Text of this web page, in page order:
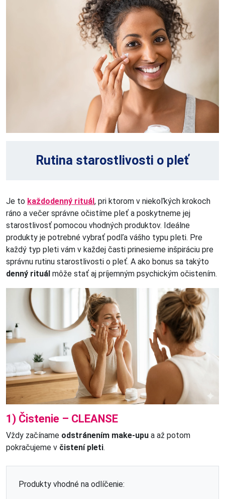
Rutina starostlivosti o pleť
Je to každodenný rituál, pri ktorom v niekoľkých krokoch
ráno a večer správne očistíme pleť a poskytneme jej
starostlivosť pomocou vhodných produktov. Ideálne
produkty je potrebné vybrať podľa vášho typu pleti. Pre
každý typ pleti vám v každej časti prinesieme inšpiráciu pre
správnu rutinu starostlivosti o pleť. A ako bonus sa takýto
denný rituál môže stať aj príjemným psychickým očistením.
1) Čistenie – CLEANSE
Vždy začíname odstránením make-upu a až potom
pokračujeme v čistení pleti.
Produkty vhodné na odlíčenie: